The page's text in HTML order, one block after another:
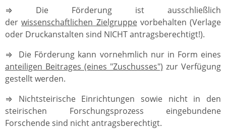
⇒ Die Förderung ist ausschließlich
derwissenschaftlichen Zielgruppevorbehalten (Verlage
oder Druckanstalten sind NICHT antragsberechtigt!).
⇒ Die Förderung kann vornehmlich nur in Form eines
anteiligen Beitrages (eines "Zuschusses") zur Verfügung
gestellt werden.
⇒ Nichtsteirische Einrichtungen sowie nicht in den
steirischen Forschungsprozess eingebundene
Forschende sind nicht antragsberechtigt.